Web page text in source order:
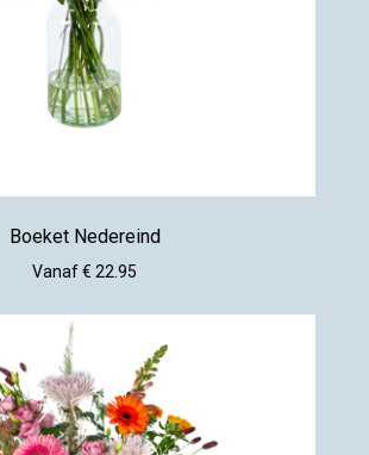
Boeket Nedereind
Vanaf € 22.95